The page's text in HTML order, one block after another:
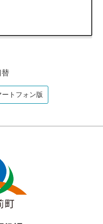
替
ートフォン版